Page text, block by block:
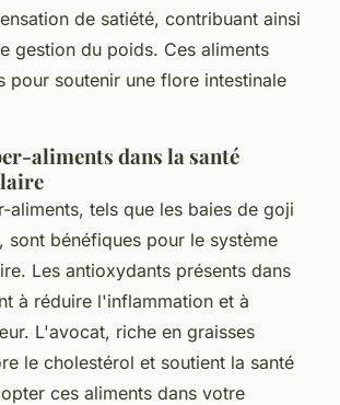
de satiété, contribuant ainsi
gestion du poids. Ces aliments
pour soutenir une flore intestinale
aliments dans la santé
aliments, tels que les baies de goji
sont bénéfiques pour le système
Les antioxydants présents dans
à réduire l'inflammation et à
L'avocat, riche en graisses
le cholestérol et soutient la santé
ces aliments dans votre